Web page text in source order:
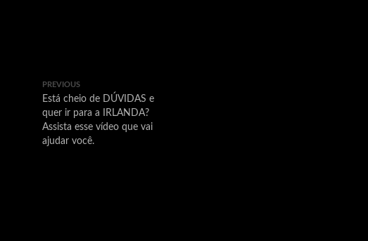
PREVIOUS
Está cheio de DÚVIDAS e
quer ir para a IRLANDA?
Assista esse vídeo que vai
ajudar você.